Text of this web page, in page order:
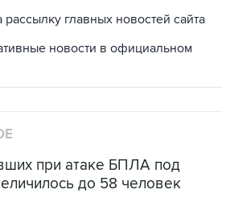
рассылку главных новостей сайта
новости в официальном
при атаке БПЛА под
до 58 человек